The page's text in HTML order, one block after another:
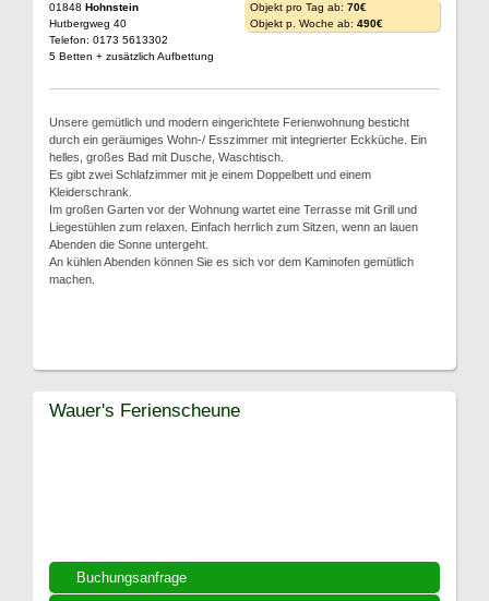
01848 Hohnstein
Hutbergweg 40
Telefon: 0173 5613302
5 Betten + zusätzlich Aufbettung
Objekt pro Tag ab: 70€
Objekt p. Woche ab: 490€
Unsere gemütlich und modern eingerichtete Ferienwohnung besticht
durch ein geräumiges Wohn-/ Esszimmer mit integrierter Eckküche. Ein
helles, großes Bad mit Dusche, Waschtisch.
Es gibt zwei Schlafzimmer mit je einem Doppelbett und einem
Kleiderschrank.
Im großen Garten vor der Wohnung wartet eine Terrasse mit Grill und
Liegestühlen zum relaxen. Einfach herrlich zum Sitzen, wenn an lauen
Abenden die Sonne untergeht.
An kühlen Abenden können Sie es sich vor dem Kaminofen gemütlich
machen.
Buchungsanfrage
Wauer's Ferienscheune